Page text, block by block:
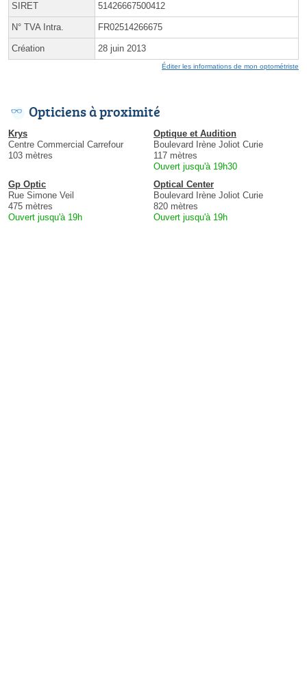
SIRET 51426667500412
N° TVA Intra. FR02514266675
Création 28 juin 2013
Éditer les informations de mon optométriste
Opticiens à proximité
Krys
Centre Commercial Carrefour
103 mètres
Optique et Audition
Boulevard Irène Joliot Curie
117 mètres
Ouvert jusqu'à 19h30
Gp Optic
Rue Simone Veil
475 mètres
Ouvert jusqu'à 19h
Optical Center
Boulevard Irène Joliot Curie
820 mètres
Ouvert jusqu'à 19h